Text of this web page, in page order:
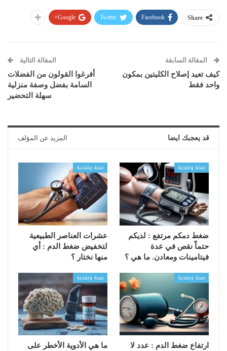
Share
Facebook
Twitter
Google+
المقالة السابقة
كيف تعيد إصلاح الكليتين بمكون
واحد فقط
المقالة التالية
أفرغوا القولون من الفضلات
السامة بفضل وصفة منزلية
سهلة التحضير
قد يعجبك ايضا المزيد عن المؤلف
صحة وتغذية
ضغط دمكم مرتفع : لديكم
حتماّ نقص في عدة
فيتامينات ومعادن. ما هي ؟
صحة وتغذية
عشرات العناصر الطبيعية
لتخفيض ضغط الدم : أي
منها نختار ؟
صحة وتغذية
ارتفاع ضغط الدم : عدد لا
صحة وتغذية
ما هي الأدوية الأخطر على